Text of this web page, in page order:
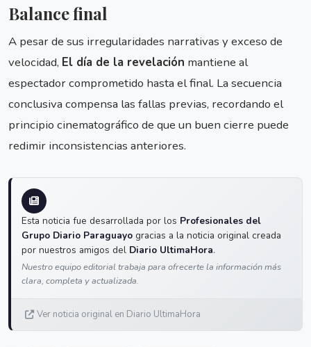
Balance final
A pesar de sus irregularidades narrativas y exceso de
velocidad, El día de la revelación mantiene al
espectador comprometido hasta el final. La secuencia
conclusiva compensa las fallas previas, recordando el
principio cinematográfico de que un buen cierre puede
redimir inconsistencias anteriores.
Esta noticia fue desarrollada por los Profesionales del
Grupo Diario Paraguayo gracias a la noticia original creada
por nuestros amigos del Diario UltimaHora.
Nuestro equipo editorial trabaja para ofrecerte la información más
clara, completa y actualizada.
Ver noticia original en Diario UltimaHora